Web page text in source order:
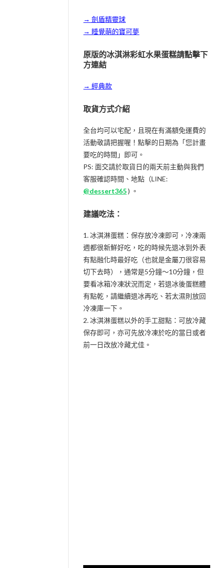
→ 劍盾精靈球
→ 睡覺萌的寶可夢
原版的冰淇淋彩虹水果蛋糕請點擊下
方連結
→ 經典款
取貨方式介紹
全台均可以宅配，且現在有滿額免運費的
活動敬請把握喔！點擊的日期為「您計畫
要吃的時間」即可。
PS: 面交請於取貨日的兩天前主動與我們
客服確認時間、地點（LINE:
@dessert365) 。
建議吃法：
1. 冰淇淋蛋糕：保存放冷凍即可，冷凍兩
週都很新鮮好吃，吃的時候先退冰到外表
有點融化時最好吃（也就是金屬刀很容易
切下去時），通常是5分鐘～10分鐘，但
要看冰箱冷凍狀況而定，若退冰後蛋糕體
有點乾，請繼續退冰再吃、若太濕則放回
冷凍庫一下。
2. 冰淇淋蛋糕以外的手工甜點：可放冷藏
保存即可，亦可先放冷凍於吃的當日或者
前一日改放冷藏尤佳。